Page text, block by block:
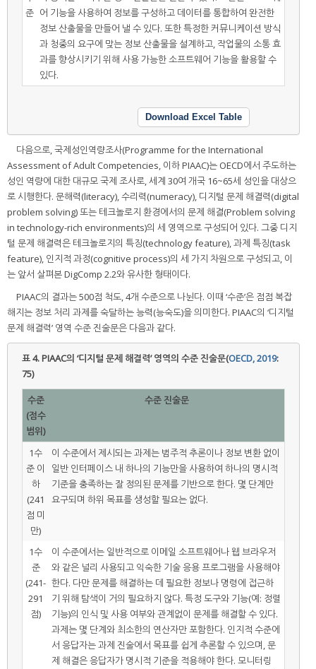
준 어 기능을 사용하여 정보를 구성하고 데이터를 통합하여 완전한
정보 산출물을 만들어 낼 수 있다. 또한 특정한 커뮤니케이션 방식
과 청중의 요구에 맞는 정보 산출물을 설계하고, 작업물의 소통 효
과를 향상시키기 위해 사용 가능한 소프트웨어 기능을 활용할 수
있다.
Download Excel Table
다음으로, 국제성인역량조사(Programme for the International
Assessment of Adult Competencies, 이하 PIAAC)는 OECD에서 주도하는
성인 역량에 대한 대규모 국제 조사로, 세계 30여 개국 16~65세 성인을 대상으
로 시행한다. 문해력(literacy), 수리력(numeracy), 디지털 문제 해결력(digital
problem solving) 또는 테크놀로지 환경에서의 문제 해결(Problem solving
in technology-rich environments)의 세 영역으로 구성되어 있다. 그중 디지
털 문제 해결력은 테크놀로지의 특징(technology feature), 과제 특징(task
feature), 인지적 과정(cognitive process)의 세 가지 차원으로 구성되고, 이
는 앞서 살펴본 DigComp 2.2와 유사한 형태이다.
PIAAC의 결과는 500점 척도, 4개 수준으로 나뉜다. 이때 ‘수준’은 점점 복잡
해지는 정보 처리 과제를 숙달하는 능력(능숙도)을 의미한다. PIAAC의 ‘디지털
문제 해결력’ 영역 수준 진술문은 다음과 같다.
표 4.PIAAC의 ‘디지털 문제 해결력’ 영역의 수준 진술문(OECD, 2019:
75)
수준
(점수
범위)
수준 진술문
1수
준 이
하
(241
점 미
만)
이 수준에서 제시되는 과제는 범주적 추론이나 정보 변환 없이
일반 인터페이스 내 하나의 기능만을 사용하여 하나의 명시적
기준을 충족하는 잘 정의된 문제를 기반으로 한다. 몇 단계만
요구되며 하위 목표를 생성할 필요는 없다.
1수
준
(241-
291
점)
이 수준에서는 일반적으로 이메일 소프트웨어나 웹 브라우저
와 같은 널리 사용되고 익숙한 기술 응용 프로그램을 사용해야
한다. 다만 문제를 해결하는 데 필요한 정보나 명령에 접근하
기 위해 탐색이 거의 필요하지 않다. 특정 도구와 기능(예: 정렬
기능)의 인식 및 사용 여부와 관계없이 문제를 해결할 수 있다.
과제는 몇 단계와 최소한의 연산자만 포함한다. 인지적 수준에
서 응답자는 과제 진술에서 목표를 쉽게 추론할 수 있으며, 문
제 해결은 응답자가 명시적 기준을 적용해야 한다. 모니터링